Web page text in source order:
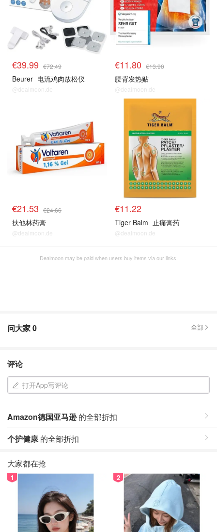
€39.99 €72.49
Beurer 电流鸡肉放松仪
@dealmoon.de
€11.80 €13.90
腰背发热贴
@dealmoon.de
€21.53 €24.66
扶他林药膏
@dealmoon.de
€11.22
Tiger Balm 止痛膏药
@dealmoon.de
Dealmoon may be paid when users buy items via our links.
问大家0 全部
评论
打开App写评论
Amazon德国亚马逊的全部折扣
个护健康 的全部折扣
大家都在抢
1 2